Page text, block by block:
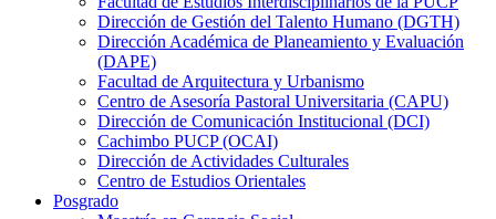
Dirección de Gestión del Talento Humano (DGTH)
Dirección Académica de Planeamiento y Evaluación
(DAPE)
Facultad de Arquitectura y Urbanismo
Centro de Asesoría Pastoral Universitaria (CAPU)
Dirección de Comunicación Institucional (DCI)
Cachimbo PUCP (OCAI)
Dirección de Actividades Culturales
Centro de Estudios Orientales
Posgrado